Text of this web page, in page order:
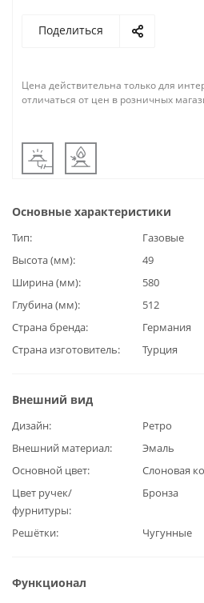
Поделиться
Цена действительна только для
отличаться от цен в розничных
Основные характеристики
Тип
Газовые
Высота (мм)
49
Ширина (мм)
580
Глубина (мм)
512
Страна бренда
Германия
Страна изготовитель
Турция
Внешний вид
Дизайн
Ретро
Внешний материал
Эмаль
Основной цвет
Слоновая
Цвет ручек/
фурнитуры
Бронза
Решётки Чугунные
Функционал